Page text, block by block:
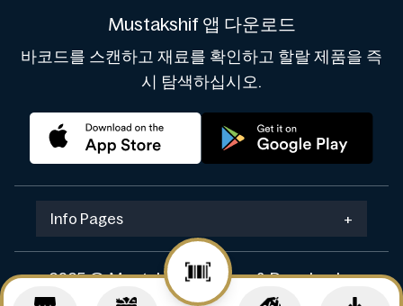
Mustakshif 앱 다운로드
바코드를 스캔하고 재료를 확인하고 할랄 제품을 즉
시 탐색하십시오.
Info Pages +
2025 © Mustakshif. Design & Develop by